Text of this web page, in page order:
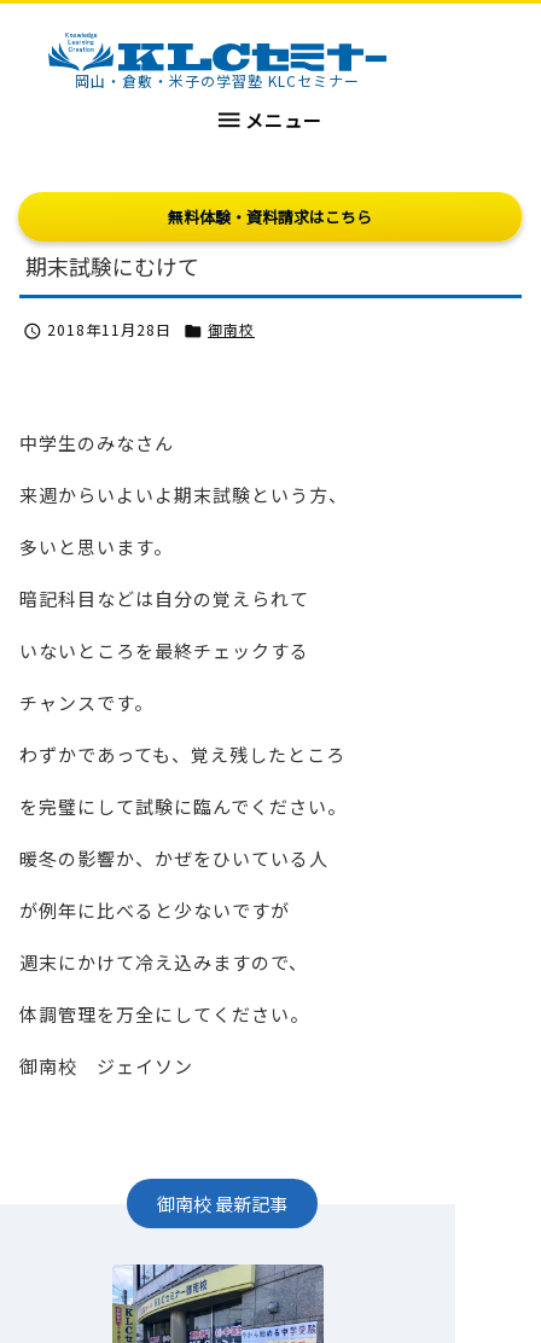
KLCセミナー岡山・倉敷・米子の学習塾 KLCセミナー
 メニュー
無料体験・資料請求はこちら
期末試験にむけて
 2018年11月28日  御南校
中学生のみなさん
来週からいよいよ期末試験という方、
多いと思います。
暗記科目などは自分の覚えられて
いないところを最終チェックする
チャンスです。
わずかであっても、覚え残したところ
を完璧にして試験に臨んでください。
暖冬の影響か、かぜをひいている人
が例年に比べると少ないですが
週末にかけて冷え込みますので、
体調管理を万全にしてください。
御南校 ジェイソン
御南校最新記事